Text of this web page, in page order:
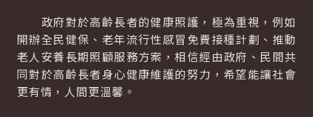
政府對於高齡長者的健康照護，極為重視，例如
開辦全民健保、老年流行性感冒免費接種計劃、推動
老人安養長期照顧服務方案，相信經由政府、民間共
同對於高齡長者身心健康維護的努力，希望能讓社會
更有情，人間更溫馨。